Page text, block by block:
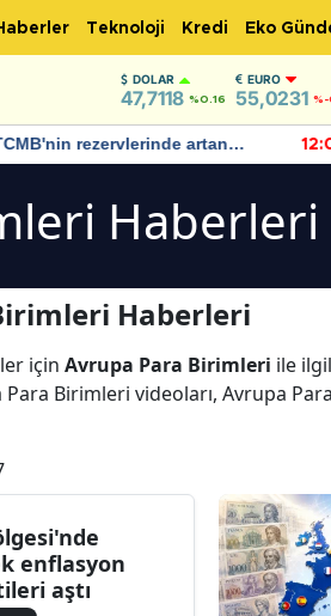
Teknoloji Kredi Eko
DOLAR
47,7118 %0.16
EURO
55,0231
rezervlerinde artan
devam ediyor
Haberleri
Haberleri
için Avrupa Para Birimleri ile
Birimleri videoları, Avrupa
enflasyon
aştı